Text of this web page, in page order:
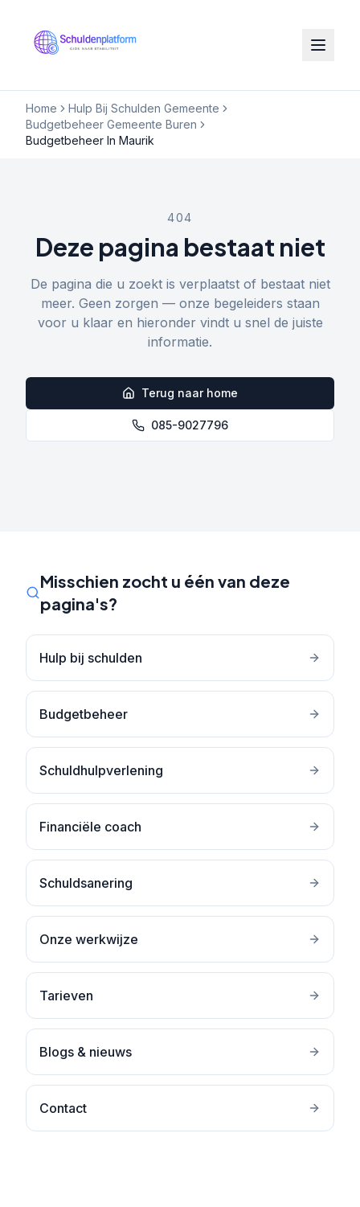
Home
Hulp Bij Schulden Gemeente
Budgetbeheer Gemeente Buren
Budgetbeheer In Maurik
404
Deze pagina bestaat niet
De pagina die u zoekt is verplaatst of bestaat niet
meer. Geen zorgen — onze begeleiders staan
voor u klaar en hieronder vindt u snel de juiste
informatie.
Terug naar home
085-9027796
Misschien zocht u één van deze
pagina's?
Hulp bij schulden
Budgetbeheer
Schuldhulpverlening
Financiële coach
Schuldsanering
Onze werkwijze
Tarieven
Blogs & nieuws
Contact